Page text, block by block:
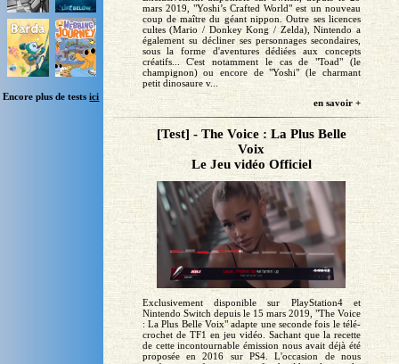
Encore plus de testsici
mars 2019, "Yoshi’s Crafted World" est un nouveau
coup de maître du géant nippon. Outre ses licences
cultes (Mario / Donkey Kong / Zelda), Nintendo a
également su décliner ses personnages secondaires,
sous la forme d'aventures dédiées aux concepts
créatifs... C'est notamment le cas de "Toad" (le
champignon) ou encore de "Yoshi" (le charmant
petit dinosaure v...
en savoir +
[Test] - The Voice : La Plus Belle
Voix
Le Jeu vidéo Officiel
Exclusivement disponible sur PlayStation4 et
Nintendo Switch depuis le 15 mars 2019, "The Voice
: La Plus Belle Voix" adapte une seconde fois le télé-
crochet de TF1 en jeu vidéo. Sachant que la recette
de cette incontournable émission nous avait déjà été
proposée en 2016 sur PS4. L'occasion de nous